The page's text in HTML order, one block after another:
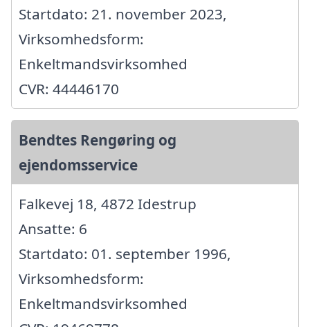
Startdato: 21. november 2023,
Virksomhedsform:
Enkeltmandsvirksomhed
CVR: 44446170
Bendtes Rengøring og
ejendomsservice
Falkevej 18, 4872 Idestrup
Ansatte: 6
Startdato: 01. september 1996,
Virksomhedsform:
Enkeltmandsvirksomhed